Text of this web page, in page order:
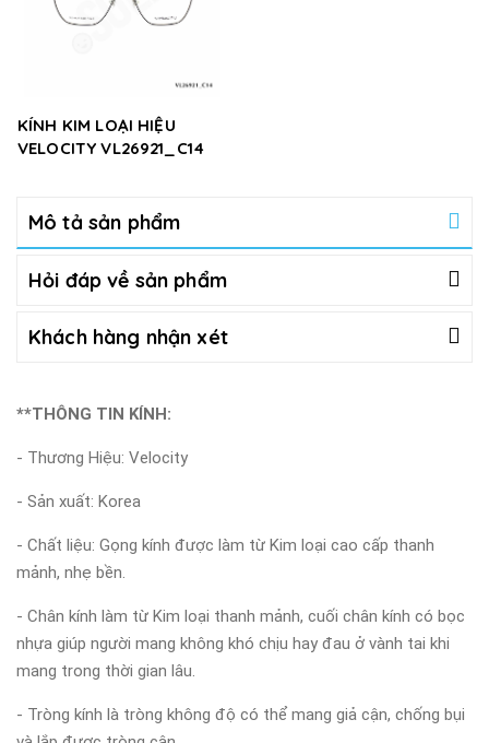
KÍNH KIM LOẠI HIỆU
VELOCITY VL26921_C14
Mô tả sản phẩm
Hỏi đáp về sản phẩm
Khách hàng nhận xét
**THÔNG TIN KÍNH:
- Thương Hiệu: Velocity
- Sản xuất: Korea
- Chất liệu: Gọng kính được làm từ Kim loại cao cấp thanh
mảnh, nhẹ bền.
- Chân kính làm từ Kim loại thanh mảnh, cuối chân kính có bọc
nhựa giúp người mang không khó chịu hay đau ở vành tai khi
mang trong thời gian lâu.
- Tròng kính là tròng không độ có thể mang giả cận, chống bụi